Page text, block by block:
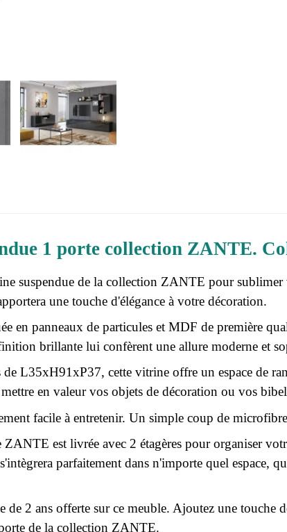
1 porte collection ZANTE.
suspendue de la collection ZANTE pour sublimer
une touche d'élégance à votre décoration.
en panneaux de particules et MDF de première
brillante lui confèrent une allure moderne et
de L35xH91xP37, cette vitrine offre un espace de
en valeur vos objets de décoration ou vos
facile à entretenir. Un simple coup de
est livrée avec 2 étagères pour organiser
parfaitement dans n'importe quel espace,
de 2 ans offerte sur ce meuble. Ajoutez une touche
de la collection ZANTE.